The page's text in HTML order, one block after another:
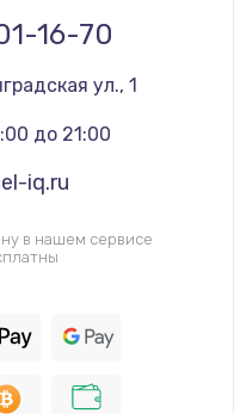
16-70
ул., 1
до 21:00
iq.ru
в нашем сервисе